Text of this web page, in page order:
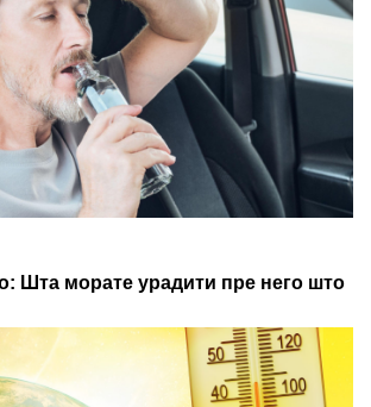
Шта морате урадити пре него што